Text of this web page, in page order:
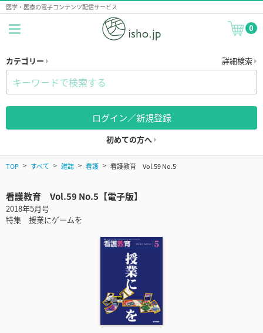
医学・医療の電子コンテンツ配信サービス
0
カテゴリー 詳細検索
ログイン／新規登録
初めての方へ
TOP すべて 雑誌 看護 看護教育 Vol.59 No.5
看護教育 Vol.59 No.5【電子版】
2018年5月号
特集 授業にゲームを